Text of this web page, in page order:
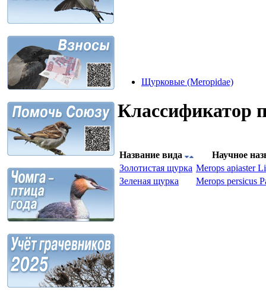
Щурковые (Meropidae)
Классификатор
Название вида
Научное
Золотистая щурка Merops apiaster
Зеленая щурка
Merops persicus